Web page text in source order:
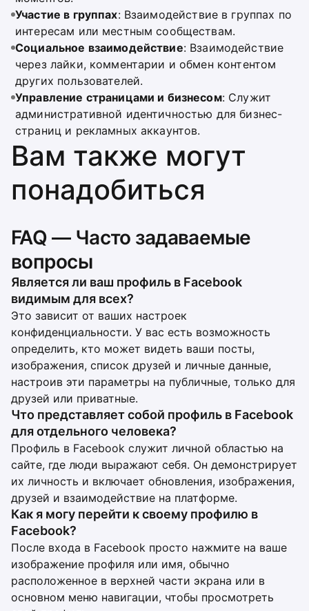
Участие в группах: Взаимодействие в группах по
интересам или местным сообществам.
Социальное взаимодействие: Взаимодействие
через лайки, комментарии и обмен контентом
других пользователей.
Управление страницами и бизнесом: Служит
административной идентичностью для бизнес-
страниц и рекламных аккаунтов.
Вам также могут
понадобиться
FAQ — Часто задаваемые
вопросы
Является ли ваш профиль в Facebook
видимым для всех?
Это зависит от ваших настроек
конфиденциальности. У вас есть возможность
определить, кто может видеть ваши посты,
изображения, список друзей и личные данные,
настроив эти параметры на публичные, только для
друзей или приватные.
Что представляет собой профиль в Facebook
для отдельного человека?
Профиль в Facebook служит личной областью на
сайте, где люди выражают себя. Он демонстрирует
их личность и включает обновления, изображения,
друзей и взаимодействие на платформе.
Как я могу перейти к своему профилю в
Facebook?
После входа в Facebook просто нажмите на ваше
изображение профиля или имя, обычно
расположенное в верхней части экрана или в
основном меню навигации, чтобы просмотреть